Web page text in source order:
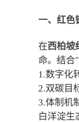
一、红色
在西柏坡
命。结合
1.数字化
2.双碳目
3.体制机
白洋淀生